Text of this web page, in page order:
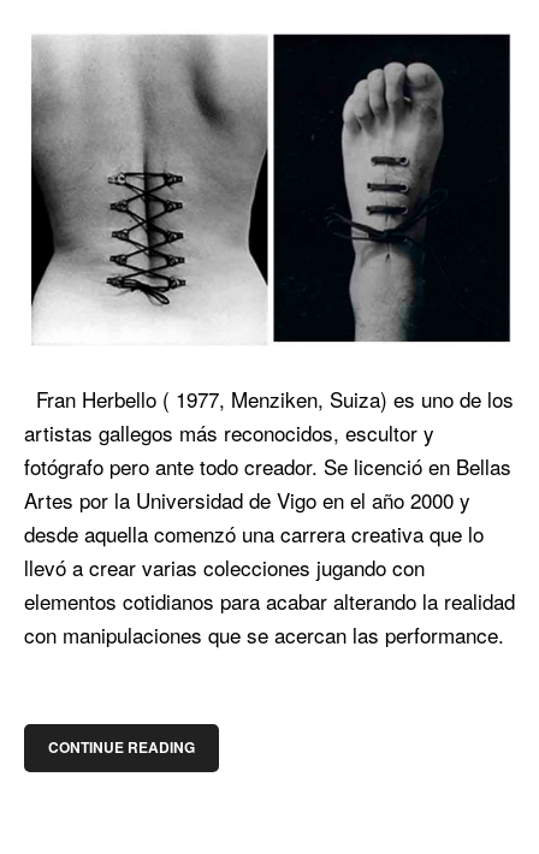
Fran Herbello ( 1977, Menziken, Suiza) es uno de los
artistas gallegos más reconocidos, escultor y
fotógrafo pero ante todo creador. Se licenció en Bellas
Artes por la Universidad de Vigo en el año 2000 y
desde aquella comenzó una carrera creativa que lo
llevó a crear varias colecciones jugando con
elementos cotidianos para acabar alterando la realidad
con manipulaciones que se acercan las performance.
CONTINUE READING